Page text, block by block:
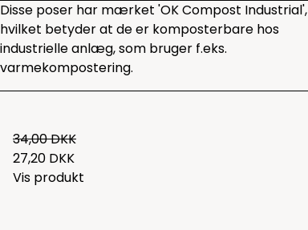
Disse poser har mærket 'OK Compost Industrial',
hvilket betyder at de er komposterbare hos
industrielle anlæg, som bruger f.eks.
varmekompostering.
34,00 DKK
27,20 DKK
Vis produkt